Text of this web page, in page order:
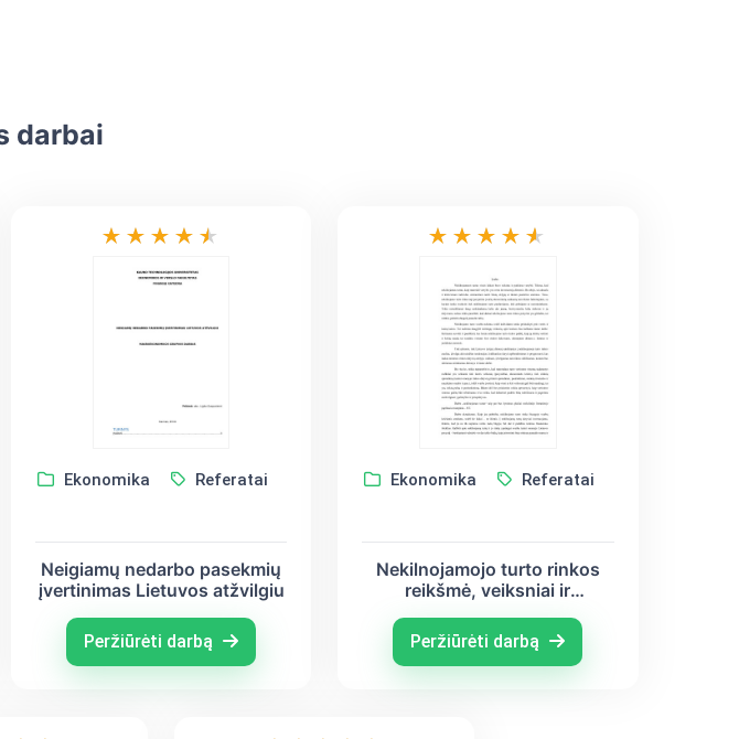
darbai
Ekonomika Referatai
Neigiamų nedarbo pasekmių
įvertinimas Lietuvos atžvilgiu
Peržiūrėti darbą
Ekonomika Referatai
Nekilnojamojo turto rinkos
reikšmė, veiksniai ir
Peržiūrėti darbą